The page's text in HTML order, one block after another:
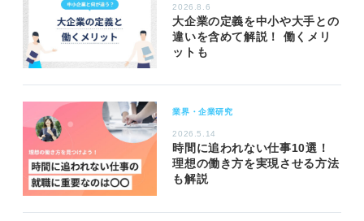
2026.8.6
大企業の定義を中小や大手との
違いを含めて解説！ 働くメリ
ットも
業界・企業研究
2026.5.14
時間に追われない仕事10選！
理想の働き方を実現させる方法
も解説